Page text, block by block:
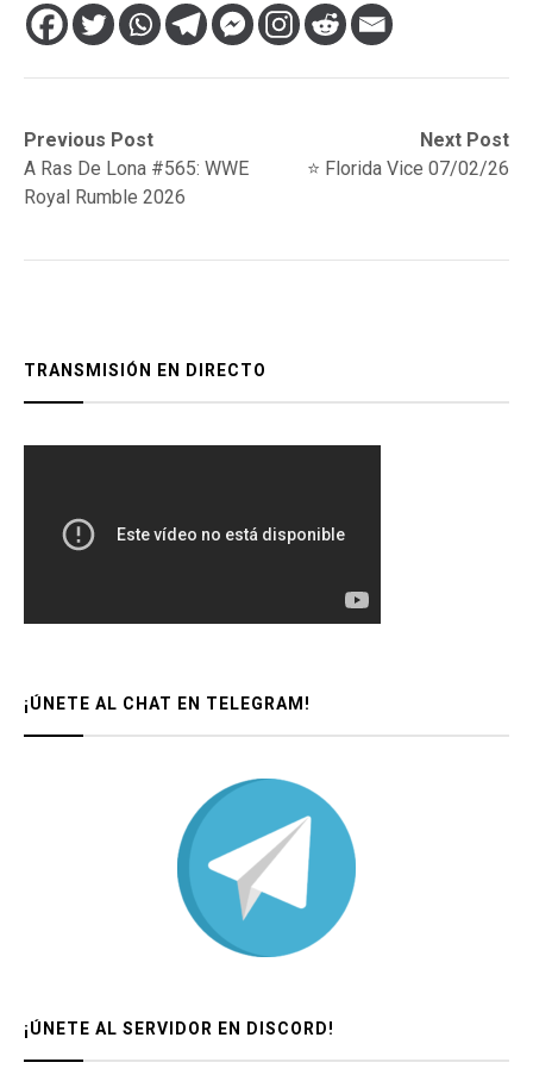
Navegación
de
entradas
Previous Post
Previous
post:A Ras De Lona #565: WWE
Royal Rumble 2026
Next Post
Next
post:
⭐️ Florida Vice 07/02/26
TRANSMISIÓN EN DIRECTO
¡ÚNETE AL CHAT EN TELEGRAM!
¡ÚNETE AL SERVIDOR EN DISCORD!